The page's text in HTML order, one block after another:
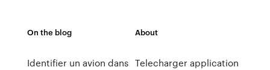
On the blog
Identifier un avion dans
About
Telecharger application